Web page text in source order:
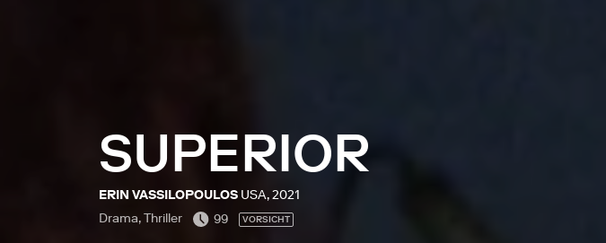
SUPERIOR
ERIN VASSILOPOULOS USA, 2021
Drama, Thriller
99 VORSICHT